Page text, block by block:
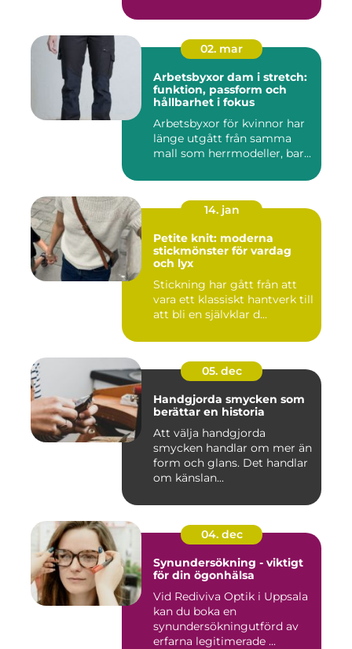
02. mar
Arbetsbyxor dam i stretch:
funktion, passform och
hållbarhet i fokus
Arbetsbyxor för kvinnor har
länge utgått från samma
mall som herrmodeller, bar...
14. jan
Petite knit: moderna
stickmönster för vardag
och lyx
Stickning har gått från att
vara ett klassiskt hantverk till
att bli en självklar d...
05. dec
Handgjorda smycken som
berättar en historia
Att välja handgjorda
smycken handlar om mer än
form och glans. Det handlar
om känslan...
04. dec
Synundersökning - viktigt
för din ögonhälsa
Vid Rediviva Optik i Uppsala
kan du boka en
synundersökningutförd av
erfarna legitimerade ...